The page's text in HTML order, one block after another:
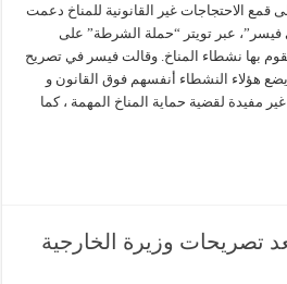
قمع الاحتجاجات غير القانونية للمناخ دعمت
فيسر”، عبر تويتر “حملة الشرطة” على
يقوم بها نشطاء المناخ. وقالت فيسر في تصريح
“يضع هؤلاء النشطاء أنفسهم فوق القانون و
مفيدة لقضية حماية المناخ المهمة ، كما
تصريحات وزيرة الخارجية